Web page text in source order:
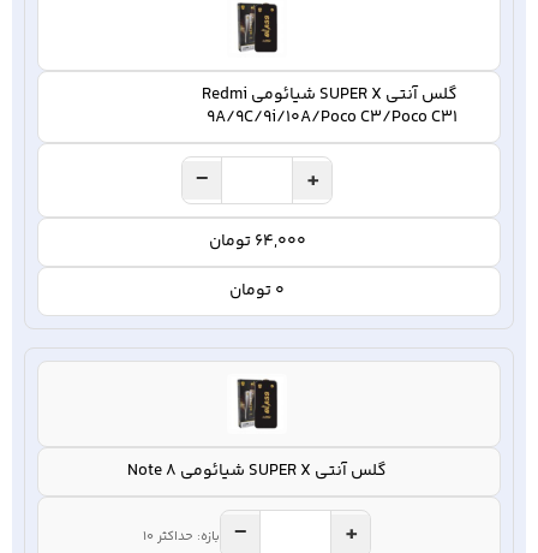
گلس آنتی SUPER X شیائومی Redmi
9A/9C/9i/10A/Poco C3/Poco C31
− +
64,000 تومان
0 تومان
گلس آنتی SUPER X شیائومی Note 8
− + بازه: حداکثر 10